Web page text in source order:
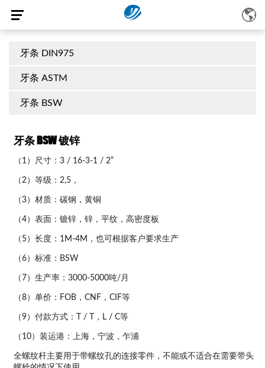
牙条 DIN975
牙条 ASTM
牙条 BSW
牙条 BSW 镀锌
（1）尺寸：3 / 16-3-1 / 2”
（2）等级：2,5，
（3）材质：碳钢，黄铜
（4）表面：镀锌，锌，平纹，高密度板
（5）长度：1M-4M，也可根据客户要求生产
（6）标准：BSW
（7）生产率：3000-5000吨/月
（8）单价：FOB，CNF，CIF等
（9）付款方式：T / T，L / C等
（10）装运港：上海，宁波，乍浦
全螺纹杆主要用于带螺纹孔的连接零件，不能或不适合在需要带头